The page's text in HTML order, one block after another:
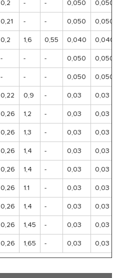
0,2 - - 0,050 0,050
0,21 - - 0,050 0,050
0,2 1,6 0,55 0,040 0,040
- - - 0,050 0,050
- - - 0,050 0,050
0,22 0,9 - 0,03 0,03
0,26 1,2 - 0,03 0,03
0,26 1,3 - 0,03 0,03
0,26 1,4 - 0,03 0,03
0,26 1,4 - 0,03 0,03
0,26 1.1 - 0,03 0,03
0,26 1,4 - 0,03 0,03
0,26 1,45 - 0,03 0,03
0,26 1,65 - 0,03 0,03